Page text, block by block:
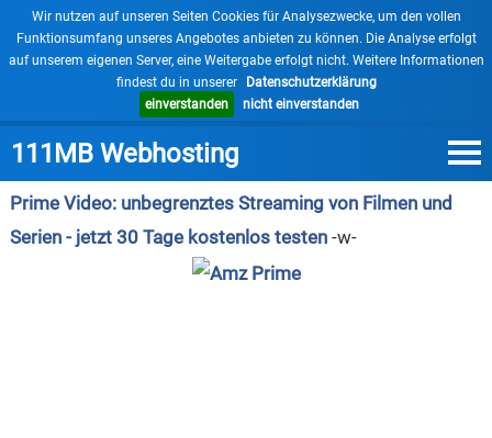
Wir nutzen auf unseren Seiten Cookies für Analysezwecke, um den vollen
Funktionsumfang unseres Angebotes anbieten zu können. Die Analyse erfolgt
auf unserem eigenen Server, eine Weitergabe erfolgt nicht. Weitere Informationen
findest du in unserer
Datenschutzerklärung
einverstanden
nicht einverstanden
111MB Webhosting
×
Prime Video: unbegrenztes Streaming von Filmen und
Serien - jetzt 30 Tage kostenlos testen -w-